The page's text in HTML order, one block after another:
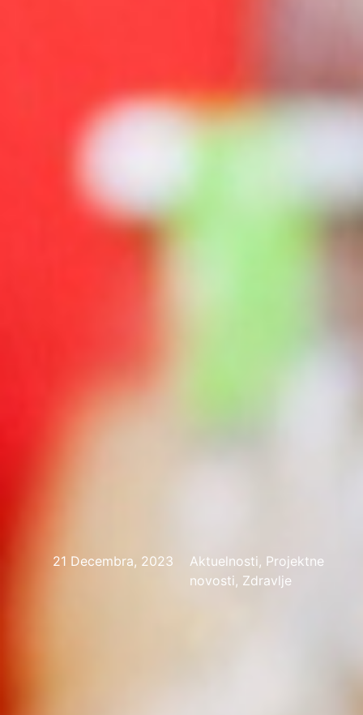
21 Decembra, 2023
Aktuelnosti, Projektne
novosti, Zdravlje